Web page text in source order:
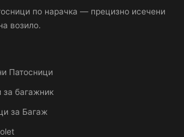
по нарачка — прецизно исечени
возило.
Патосници
за багажник
за Багаж